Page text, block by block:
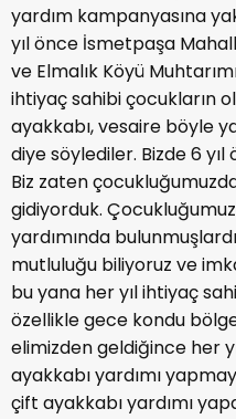
yardım kampanyasına
yıl önce İsmetpaşa
ve Elmalık Köyü
ihtiyaç sahibi çocukların
ayakkabı, vesaire böyle
diye söylediler. Bizde 6
Biz zaten
gidiyorduk.
yardımında
mutluluğu biliyoruz ve
bu yana her yıl ihtiyaç
özellikle gece kondu
elimizden geldiğince her
ayakkabı yardımı
çift ayakkabı yardımı